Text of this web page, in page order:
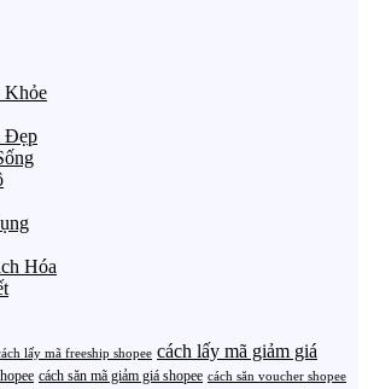
Khỏe
Đẹp
Hóa
lấy mã freeship shopee cách lấy mã giảm giá
cách săn mã giảm giá shopee cách săn voucher shopee